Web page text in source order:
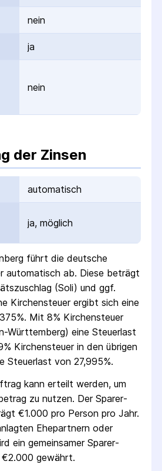
nein
ja
nein
der Zinsen
automatisch
ja, möglich
führt die deutsche
automatisch ab. Diese beträgt
(Soli) und ggf.
Kirchensteuer ergibt sich eine
Mit 8% Kirchensteuer
Württemberg) eine Steuerlast
Kirchensteuer in den übrigen
Steuerlast von 27,995%.
kann erteilt werden, um
zu nutzen. Der Sparer­
€1.000 pro Person pro Jahr.
Ehepartnern oder
ein gemeinsamer Sparer­
gewährt.